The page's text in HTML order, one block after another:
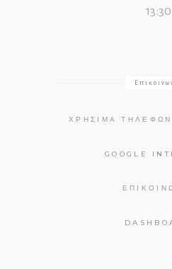
13:30
ΧΡΉΣΙΜΑ
GOOGLE